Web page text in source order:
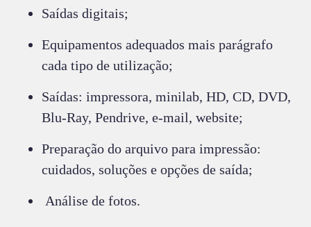
Saídas digitais;
Equipamentos adequados mais parágrafo
cada tipo de utilização;
Saídas: impressora, minilab, HD, CD, DVD,
Blu-Ray, Pendrive, e-mail, website;
Preparação do arquivo para impressão:
cuidados, soluções e opções de saída;
Análise de fotos.